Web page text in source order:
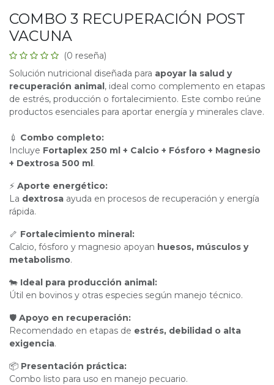
COMBO 3 RECUPERACIÓN POST
VACUNA
(0 reseña)
Solución nutricional diseñada para apoyar la salud y
recuperación animal, ideal como complemento en etapas
de estrés, producción o fortalecimiento. Este combo reúne
productos esenciales para aportar energía y minerales clave.
💉 Combo completo:
Incluye Fortaplex 250 ml + Calcio + Fósforo + Magnesio
+ Dextrosa 500 ml.
⚡ Aporte energético:
La dextrosa ayuda en procesos de recuperación y energía
rápida.
🦴 Fortalecimiento mineral:
Calcio, fósforo y magnesio apoyan huesos, músculos y
metabolismo.
🐄 Ideal para producción animal:
Útil en bovinos y otras especies según manejo técnico.
🛡 Apoyo en recuperación:
Recomendado en etapas de estrés, debilidad o alta
exigencia.
📦 Presentación práctica:
Combo listo para uso en manejo pecuario.